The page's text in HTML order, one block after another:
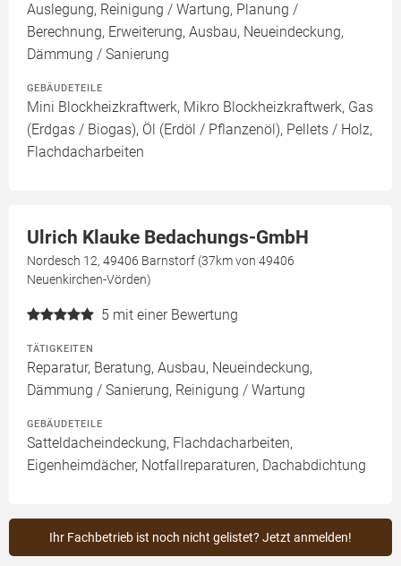
Auslegung, Reinigung / Wartung, Planung /
Berechnung, Erweiterung, Ausbau, Neueindeckung,
Dämmung / Sanierung
GEBÄUDETEILE
Mini Blockheizkraftwerk, Mikro Blockheizkraftwerk, Gas
(Erdgas / Biogas), Öl (Erdöl / Pflanzenöl), Pellets / Holz,
Flachdacharbeiten
Ulrich Klauke Bedachungs-GmbH
Nordesch 12, 49406 Barnstorf (37km von 49406
Neuenkirchen-Vörden)
5 mit einer Bewertung
TÄTIGKEITEN
Reparatur, Beratung, Ausbau, Neueindeckung,
Dämmung / Sanierung, Reinigung / Wartung
GEBÄUDETEILE
Satteldacheindeckung, Flachdacharbeiten,
Eigenheimdächer, Notfallreparaturen, Dachabdichtung
Ihr Fachbetrieb ist noch nicht gelistet? Jetzt anmelden!